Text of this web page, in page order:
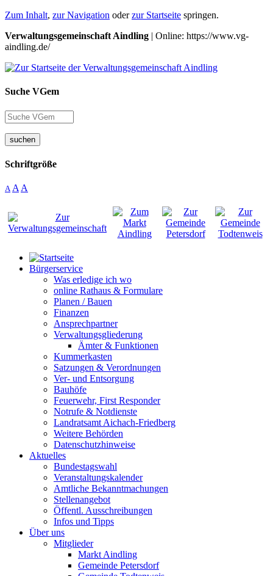
Zum Inhalt, zur Navigation oderzur Startseite springen.
Verwaltungsgemeinschaft Aindling | Online: https://www.vg-
aindling.de/
Suche VGem
suchen
Schriftgröße
A A A
Bürgerservice
Was erledige ich wo
online Rathaus & Formulare
Planen / Bauen
Finanzen
Ansprechpartner
Verwaltungsgliederung
Ämter & Funktionen
Kummerkasten
Satzungen & Verordnungen
Ver- und Entsorgung
Bauhöfe
Feuerwehr, First Responder
Notrufe & Notdienste
Landratsamt Aichach-Friedberg
Weitere Behörden
Datenschutzhinweise
Aktuelles
Bundestagswahl
Veranstaltungskalender
Amtliche Bekanntmachungen
Stellenangebot
Öffentl. Ausschreibungen
Infos und Tipps
Über uns
Mitglieder
Markt Aindling
Gemeinde Petersdorf